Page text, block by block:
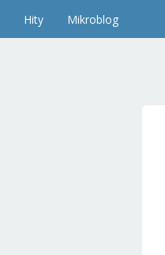
Hity Mikroblog